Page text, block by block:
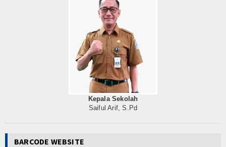
Prestasi
Kepala Sekolah
Saiful Arif, S.Pd
BARCODE WEBSITE